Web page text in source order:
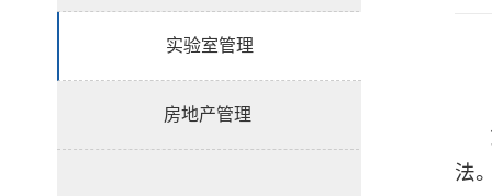
实验室管理
房地产管理
法